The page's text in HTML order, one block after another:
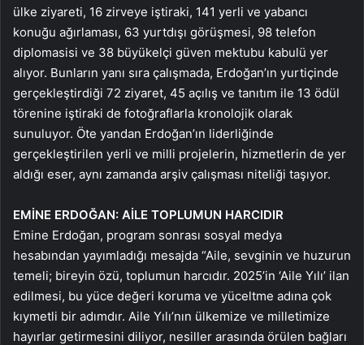
ülke ziyareti, 16 zirveye iştiraki, 141 yerli ve yabancı
konuğu ağırlaması, 63 yurtdışı görüşmesi, 98 telefon
diplomasisi ve 38 büyükelçi güven mektubu kabulü yer
alıyor. Bunların yanı sıra çalışmada, Erdoğan’ın yurtiçinde
gerçekleştirdiği 72 ziyaret, 45 açılış ve tanıtım ile 13 ödül
törenine iştiraki de fotoğraflarla kronolojik olarak
sunuluyor. Öte yandan Erdoğan’ın liderliğinde
gerçekleştirilen yerli ve milli projelerin, hizmetlerin de yer
aldığı eser, aynı zamanda arşiv çalışması niteliği taşıyor.
EMİNE ERDOĞAN: AİLE TOPLUMUN HARCIDIR
Emine Erdoğan, program sonrası sosyal medya
hesabından yayımladığı mesajda “Aile, sevginin ve huzurun
temeli; bireyin özü, toplumun harcıdır. 2025’in ‘Aile Yılı’ ilan
edilmesi, bu yüce değeri koruma ve yüceltme adına çok
kıymetli bir adımdır. Aile Yılı’nın ülkemize ve milletimize
hayırlar getirmesini diliyor, nesiller arasında örülen bağları